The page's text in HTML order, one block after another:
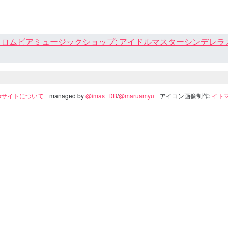
ムビアミュージックショップ: アイドルマスターシンデレ
イトについて managed by@imas_DB/@maruamyu アイコン画像制作: イト